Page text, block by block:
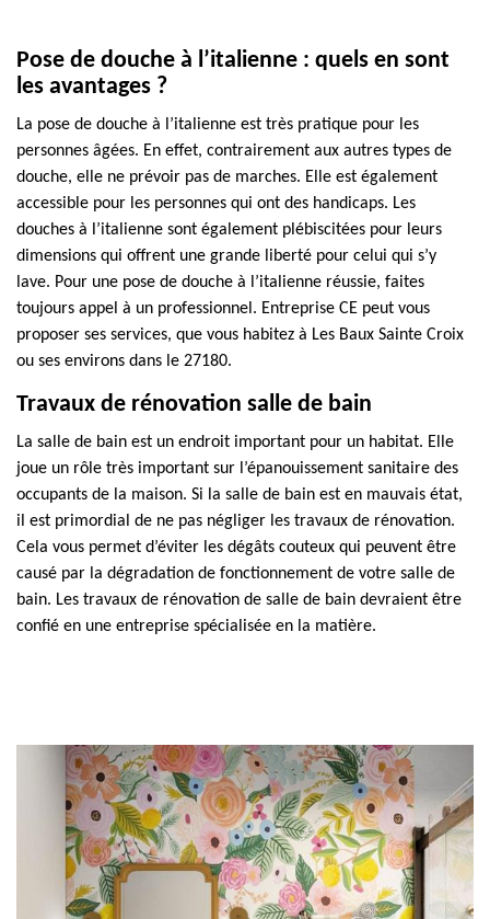
Pose de douche à l’italienne : quels en sont
les avantages ?
La pose de douche à l’italienne est très pratique pour les
personnes âgées. En effet, contrairement aux autres types de
douche, elle ne prévoir pas de marches. Elle est également
accessible pour les personnes qui ont des handicaps. Les
douches à l’italienne sont également plébiscitées pour leurs
dimensions qui offrent une grande liberté pour celui qui s’y
lave. Pour une pose de douche à l’italienne réussie, faites
toujours appel à un professionnel. Entreprise CE peut vous
proposer ses services, que vous habitez à Les Baux Sainte Croix
ou ses environs dans le 27180.
Travaux de rénovation salle de bain
La salle de bain est un endroit important pour un habitat. Elle
joue un rôle très important sur l’épanouissement sanitaire des
occupants de la maison. Si la salle de bain est en mauvais état,
il est primordial de ne pas négliger les travaux de rénovation.
Cela vous permet d’éviter les dégâts couteux qui peuvent être
causé par la dégradation de fonctionnement de votre salle de
bain. Les travaux de rénovation de salle de bain devraient être
confié en une entreprise spécialisée en la matière.